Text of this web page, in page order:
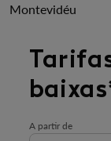
Montevidéu
A partir de
Experimente